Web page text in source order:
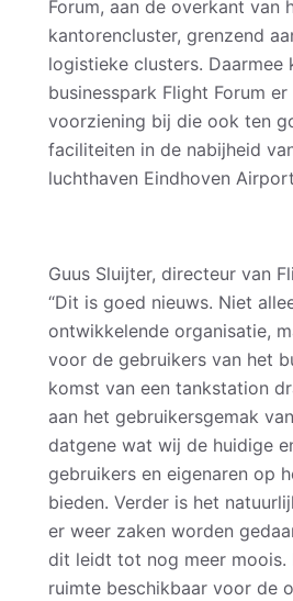
Forum, aan de overkant van
kantorencluster, grenzend
logistieke clusters. Daarmee
businesspark Flight Forum
voorziening bij die ook ten
faciliteiten in de nabijheid
luchthaven Eindhoven
Guus Sluijter, directeur van
“Dit is goed nieuws. Niet
ontwikkelende organisatie,
voor de gebruikers van het
komst van een tankstation
aan het gebruikersgemak
datgene wat wij de huidige
gebruikers en eigenaren op
bieden. Verder is het
er weer zaken worden
dit leidt tot nog meer moois.
ruimte beschikbaar voor de